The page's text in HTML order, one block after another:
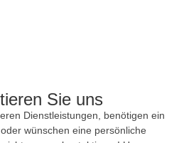
Sie uns
Dienstleistungen, benötigen ein
wünschen eine persönliche